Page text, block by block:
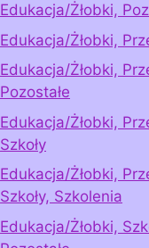
Edukacja/Żłobki,
Edukacja/Żłobki,
Edukacja/Żłobki,
Pozostałe
Edukacja/Żłobki,
Szkoły
Edukacja/Żłobki,
Szkoły, Szkolenia
Edukacja/Żłobki,